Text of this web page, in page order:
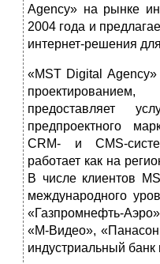
Agency» на рынке
2004 года и
интернет-решения
«MST Digital Agency»
предоставляет
предпроектного
CRM- и CMS-
работает как на
В числе клиентов
международного
«Газпромнефть-
«М-Видео»,
индустриальный банк